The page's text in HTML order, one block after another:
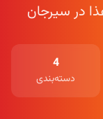
در سیرجان
4
دسته‌بندی